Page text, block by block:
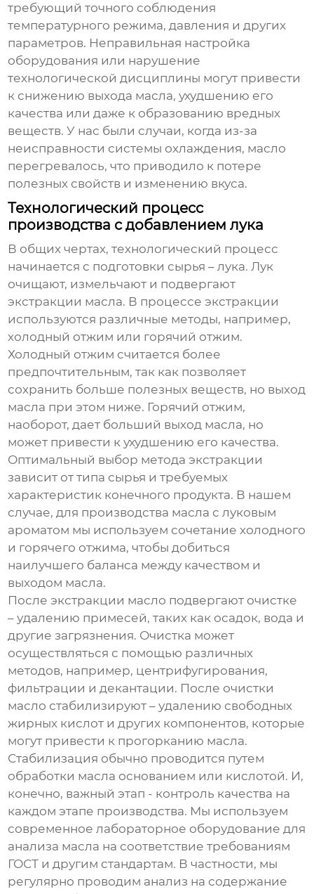
требующий точного соблюдения
температурного режима, давления и других
параметров. Неправильная настройка
оборудования или нарушение
технологической дисциплины могут привести
к снижению выхода масла, ухудшению его
качества или даже к образованию вредных
веществ. У нас были случаи, когда из-за
неисправности системы охлаждения, масло
перегревалось, что приводило к потере
полезных свойств и изменению вкуса.
Технологический процесс
производства с добавлением лука
В общих чертах, технологический процесс
начинается с подготовки сырья – лука. Лук
очищают, измельчают и подвергают
экстракции масла. В процессе экстракции
используются различные методы, например,
холодный отжим или горячий отжим.
Холодный отжим считается более
предпочтительным, так как позволяет
сохранить больше полезных веществ, но выход
масла при этом ниже. Горячий отжим,
наоборот, дает больший выход масла, но
может привести к ухудшению его качества.
Оптимальный выбор метода экстракции
зависит от типа сырья и требуемых
характеристик конечного продукта. В нашем
случае, для производства масла с луковым
ароматом мы используем сочетание холодного
и горячего отжима, чтобы добиться
наилучшего баланса между качеством и
выходом масла.
После экстракции масло подвергают очистке
– удалению примесей, таких как осадок, вода и
другие загрязнения. Очистка может
осуществляться с помощью различных
методов, например, центрифугирования,
фильтрации и декантации. После очистки
масло стабилизируют – удалению свободных
жирных кислот и других компонентов, которые
могут привести к прогорканию масла.
Стабилизация обычно проводится путем
обработки масла основанием или кислотой. И,
конечно, важный этап - контроль качества на
каждом этапе производства. Мы используем
современное лабораторное оборудование для
анализа масла на соответствие требованиям
ГОСТ и другим стандартам. В частности, мы
регулярно проводим анализ на содержание